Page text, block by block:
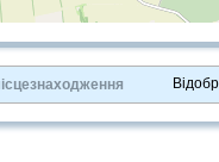
contributors.